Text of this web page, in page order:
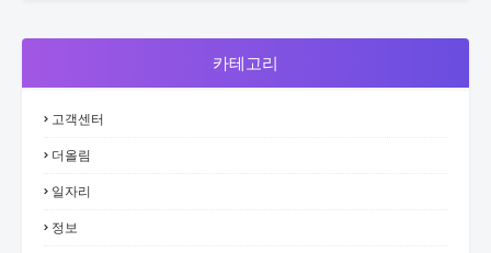
카테고리
고객센터
더올림
일자리
정보